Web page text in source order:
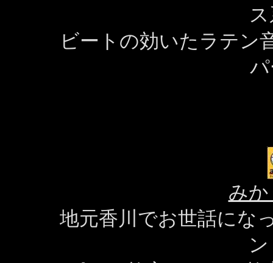
ビートの効いたラテン
み
地元香川でお世話にな